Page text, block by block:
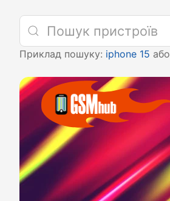
Приклад пошуку: iphone 15 або